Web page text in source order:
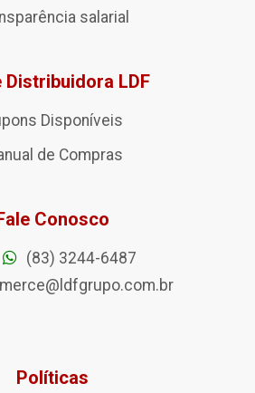
salarial
Distribuidora LDF
Disponíveis
de Compras
Conosco
(83) 3244-6487
Políticas